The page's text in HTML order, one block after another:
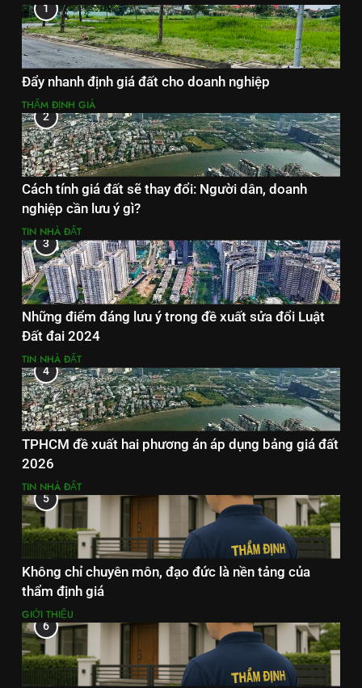
1
Đẩy nhanh định giá đất cho doanh nghiệp
THẨM ĐỊNH GIÁ
2
Cách tính giá đất sẽ thay đổi: Người dân, doanh
nghiệp cần lưu ý gì?
TIN NHÀ ĐẤT
3
Những điểm đáng lưu ý trong đề xuất sửa đổi Luật
Đất đai 2024
TIN NHÀ ĐẤT
4
TPHCM đề xuất hai phương án áp dụng bảng giá đất
2026
TIN NHÀ ĐẤT
5
Không chỉ chuyên môn, đạo đức là nền tảng của
thẩm định giá
GIỚI THIỆU
6